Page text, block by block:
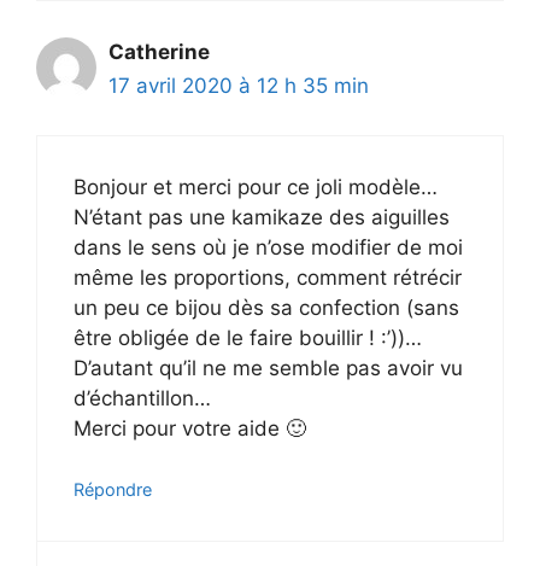
Catherine
17 avril 2020 à 12 h 35 min
Bonjour et merci pour ce joli modèle…
N’étant pas une kamikaze des aiguilles
dans le sens où je n’ose modifier de moi
même les proportions, comment rétrécir
un peu ce bijou dès sa confection (sans
être obligée de le faire bouillir ! :’))…
D’autant qu’il ne me semble pas avoir vu
d’échantillon…
Merci pour votre aide 🙂
Répondre